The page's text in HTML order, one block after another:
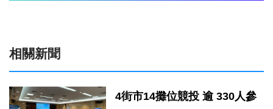
相關新聞
4街市14攤位競投 逾 330人參